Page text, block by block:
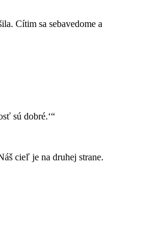
Cítim sa sebavedome a
sú dobré.‘“
cieľ je na druhej strane.